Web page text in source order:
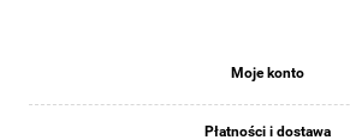
Moje konto
Płatności i dostawa